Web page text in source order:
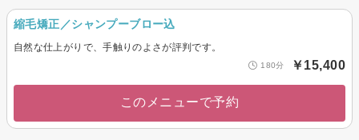
縮毛矯正／シャンプーブロー込
自然な仕上がりで、手触りのよさが評判です。
180分 ￥15,400
このメニューで予約